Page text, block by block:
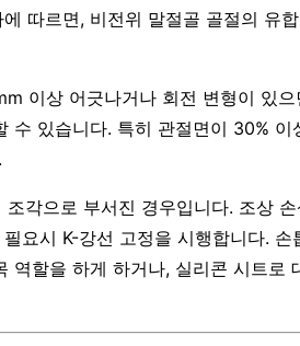
따르면, 비전위 말절골 골절의 유
이상 어긋나거나 회전 변형이 있으
있습니다. 특히 관절면이 30% 이
조각으로 부서진 경우입니다. 조상
요시 K-강선 고정을 시행합니다. 손
역할을 하게 하거나, 실리콘 시트로